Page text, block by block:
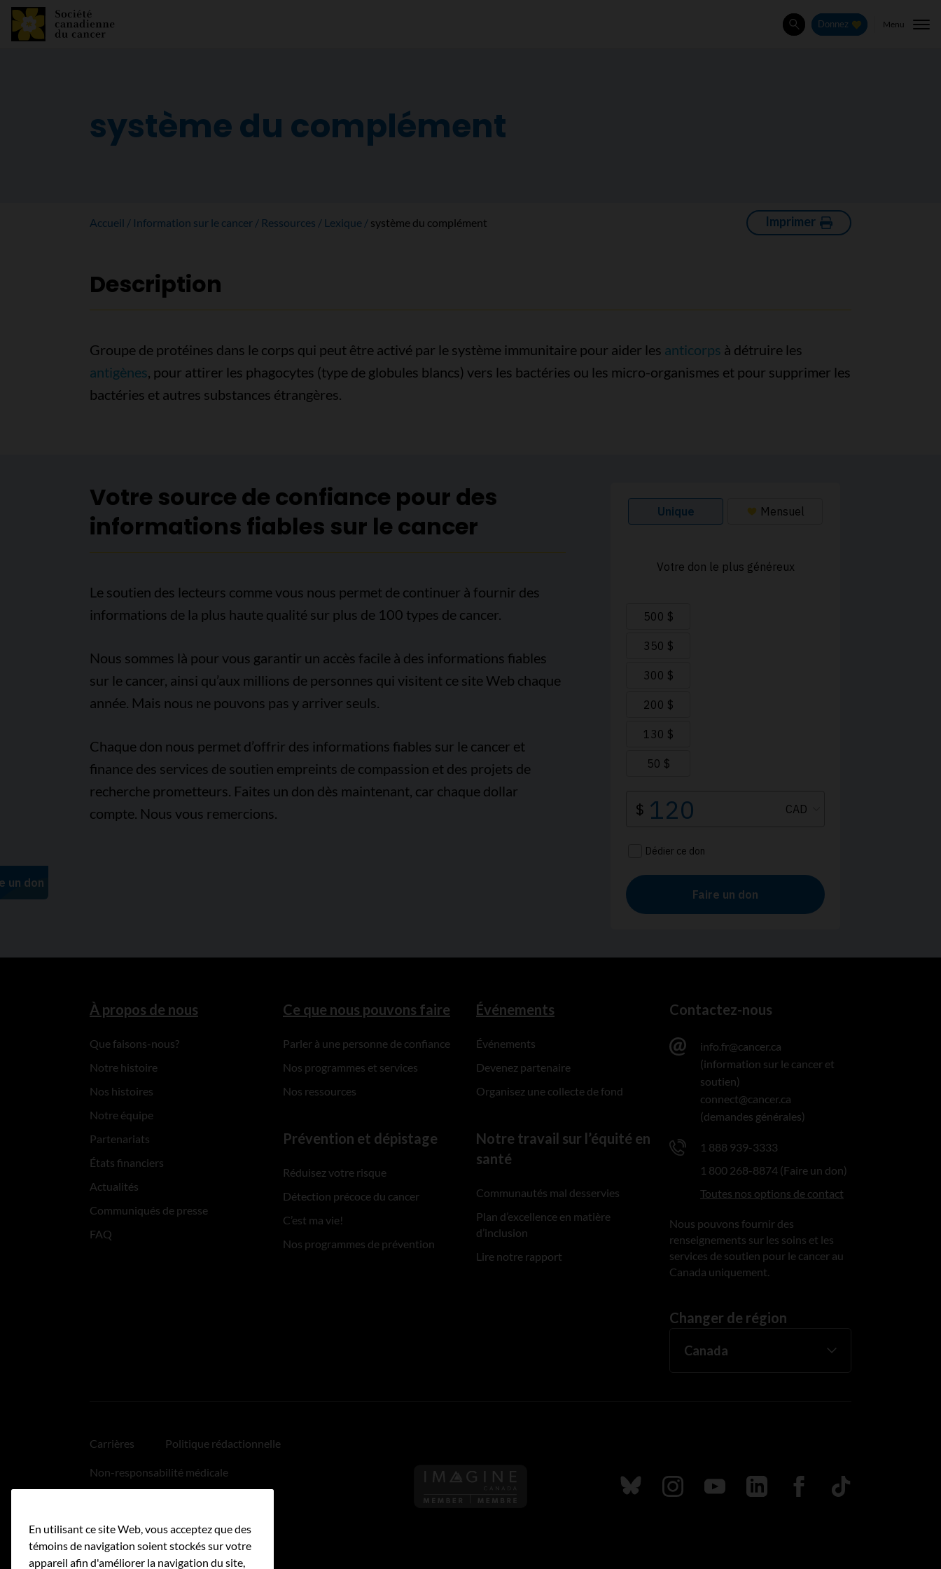
Rechercher
Donnez Menu
système du complément
Accueil Information sur le cancer Ressources Lexique système du complément Imprimer
Description
Groupe de protéines dans le corps qui peut être activé par le système immunitaire pour aider les anticorps à détruire les
antigènes, pour attirer les phagocytes (type de globules blancs) vers les bactéries ou les micro-organismes et pour supprimer les
bactéries et autres substances étrangères.
Votre source de confiance pour des
informations fiables sur le cancer
Le soutien des lecteurs comme vous nous permet de continuer à fournir des
informations de la plus haute qualité sur plus de 100 types de cancer.
Nous sommes là pour vous garantir un accès facile à des informations fiables
sur le cancer, ainsi qu’aux millions de personnes qui visitent ce site Web chaque
année. Mais nous ne pouvons pas y arriver seuls.
Chaque don nous permet d’offrir des informations fiables sur le cancer et
finance des services de soutien empreints de compassion et des projets de
recherche prometteurs. Faites un don dès maintenant, car chaque dollar
compte. Nous vous remercions.
À propos de nous
Que faisons-nous?
Notre histoire
Nos histoires
Notre équipe
Partenariats
États financiers
Actualités
Communiqués de presse
FAQ
Ce que nous pouvons faire
Parler à une personne de confiance
Nos programmes et services
Nos ressources
Prévention et dépistage
Réduisez votre risque
Détection précoce du cancer
C’est ma vie!
Nos programmes de prévention
Événements
Événements
Devenez partenaire
Organisez une collecte de fond
Notre travail sur l’équité en
santé
Communautés mal desservies
Plan d’excellence en matière
d’inclusion
Lire notre rapport
Contactez-nous
info.fr@cancer.ca
(information sur le cancer et
soutien)
connect@cancer.ca
(demandes générales)
1 888 939-3333
1 800 268-8874 (Faire un don)
Toutes nos options de contact
Nous pouvons fournir des
renseignements sur les soins et les
services de soutien pour le cancer au
Canada uniquement.
Changer de région
Carrières Politique rédactionnelle
Non-responsabilité médicale
Accessibilité
Suivez nous sur Bluesky
Suivez nous sur Instagram
Suivez nous sur Youtube
Suivez nous sur LinkedIn
Suivez nous sur
TikTok
En utilisant ce site Web, vous acceptez que des
témoins de navigation soient stockés sur votre
appareil afin d'améliorer la navigation du site,